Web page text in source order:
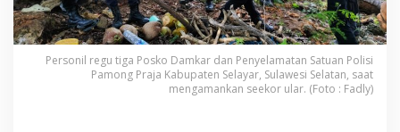
a
m
a
n
k
Personil regu tiga Posko Damkar dan Penyelamatan Satuan Polisi
Pamong Praja Kabupaten Selayar, Sulawesi Selatan, saat
mengamankan seekor ular. (Foto : Fadly)